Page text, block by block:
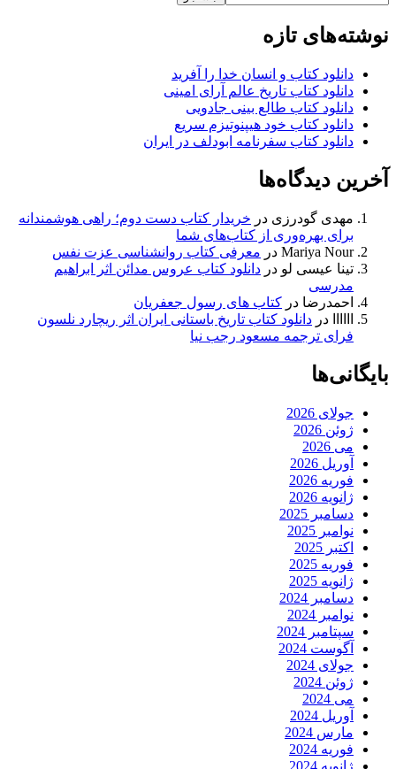
نوشته‌های تازه
دانلود کتاب و انسان خدا را آفرید
دانلود کتاب تاریخ عالم آرای امینی
دانلود کتاب طالع بینی جادویی
دانلود کتاب خود هیپنوتیزم سریع
دانلود کتاب سفرنامه ابودلف در ایران
آخرین دیدگاه‌ها
مهدی گودرزی در خریدار کتاب دست دوم؛ راهی هوشمندانه
برای بهره‌وری از کتاب‌های شما
Mariya Nour در معرفی کتاب روانشناسی عزت نفس
تینا عیسی لو در دانلود کتاب عروس مدائن اثر ابراهیم
مدرسی
احمدرضا در کتاب های رسول جعفریان
در دانلود کتاب تاریخ باستانی ایران اثر ریچارد نلسون
فرای ترجمه مسعود رجب نیا
بایگانی‌ها
جولای 2026
ژوئن 2026
می 2026
آوریل 2026
فوریه 2026
ژانویه 2026
دسامبر 2025
نوامبر 2025
اکتبر 2025
فوریه 2025
ژانویه 2025
دسامبر 2024
نوامبر 2024
سپتامبر 2024
آگوست 2024
جولای 2024
ژوئن 2024
می 2024
آوریل 2024
مارس 2024
فوریه 2024
ژانویه 2024